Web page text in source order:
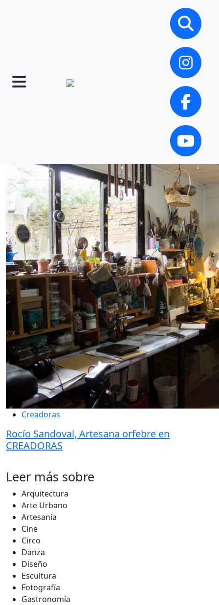
Creadoras
Rocío Sandoval, Artesana orfebre en
CREADORAS
Leer más sobre
Arquitectura
Arte Urbano
Artesanía
Cine
Circo
Danza
Diseño
Escultura
Fotografía
Gastronomía